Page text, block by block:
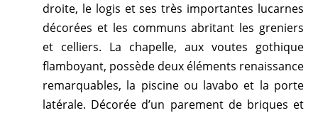
droite, le logis et ses très importantes lucarnes
décorées et les communs abritant les greniers
et celliers. La chapelle, aux voutes gothique
flamboyant, possède deux éléments renaissance
remarquables, la piscine ou lavabo et la porte
latérale. Décorée d’un parement de briques et